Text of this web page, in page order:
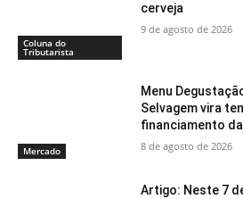
Coluna do
Tributarista
cerveja
9 de agosto de 2026
Mercado
Menu
Selvagem vira
financiamento da
8 de agosto de 2026
Artigo: Neste 7